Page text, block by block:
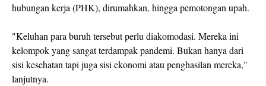
hubungan kerja (PHK), dirumahkan, hingga pemotongan upah.
"Keluhan para buruh tersebut perlu diakomodasi. Mereka ini
kelompok yang sangat terdampak pandemi. Bukan hanya dari
sisi kesehatan tapi juga sisi ekonomi atau penghasilan mereka,"
lanjutnya.